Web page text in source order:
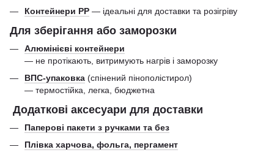
Контейнери РР — ідеальні для доставки та розігріву
Для зберігання або заморозки
Алюмінієві контейнери
— не протікають, витримують нагрів і заморозку
ВПС-упаковка (спінений пінополістирол)
— термостійка, легка, бюджетна
Додаткові аксесуари для доставки
Паперові пакети з ручками та без
Плівка харчова, фольга, пергамент